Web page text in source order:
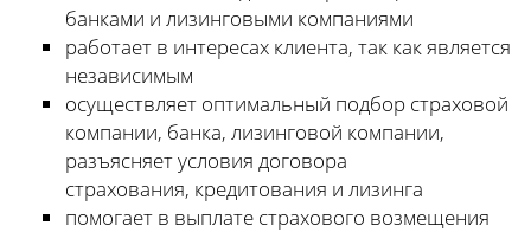
банками и лизинговыми компаниями
работает в интересах клиента, так как является
независимым
осуществляет оптимальный подбор страховой
компании, банка, лизинговой компании,
разъясняет условия договора
страхования, кредитования и лизинга
помогает в выплате страхового возмещения